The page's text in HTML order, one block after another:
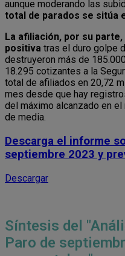
aunque moderando las
total de parados se sitúa
La afiliación, por su
positiva tras el duro golpe
destruyeron más de
18.295 cotizantes a la
total de afiliados en 20,72
mes desde que hay
del máximo alcanzado en
de media.
Descarga el informe
septiembre 2023 y
Descargar
Síntesis del
Paro de